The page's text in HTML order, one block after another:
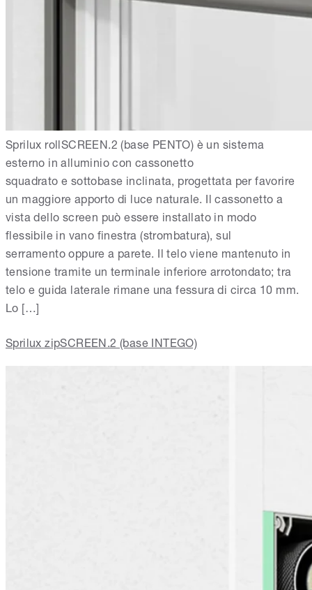
Sprilux rollSCREEN.2 (base PENTO) è un sistema
esterno in alluminio con cassonetto
squadrato e sottobase inclinata, progettata per favorire
un maggiore apporto di luce naturale. Il cassonetto a
vista dello screen può essere installato in modo
flessibile in vano finestra (strombatura), sul
serramento oppure a parete. Il telo viene mantenuto in
tensione tramite un terminale inferiore arrotondato; tra
telo e guida laterale rimane una fessura di circa 10 mm.
Lo […]
Sprilux zipSCREEN.2 (base INTEGO)